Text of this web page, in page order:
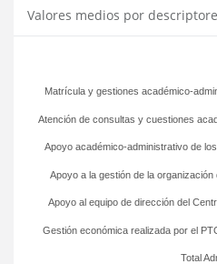
Valores medios por
Total
Gestión económica realizada por el
Apoyo al equipo de dirección del
Apoyo a la gestión de la organización
Apoyo académico-administrativo de los
Atención de consultas y cuestiones
Matrícula y gestiones académico-